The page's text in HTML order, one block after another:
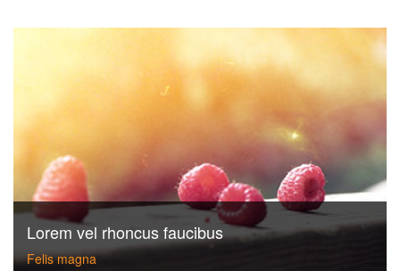
Lorem vel rhoncus faucibus
Felis magna